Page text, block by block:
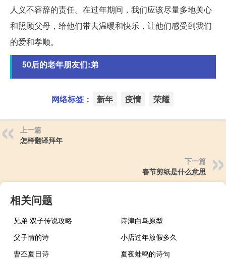
人义不容辞的责任。在过年期间，我们应该尽量多地关心
和照顾父母，给他们带去温暖和快乐，让他们感受到我们
的爱和孝顺。
50后的老年朋友们:弟
网络标签： 新年 疫情 荣耀
上一篇
怎样翻译拜年
下一篇
春节剪纸是什么意思
相关问题
兄弟 双子传说攻略
诗津白鸟原型
父子情的诗
小店过年放假多久
曹丕夏日诗
夏夜蛙鸣的诗句